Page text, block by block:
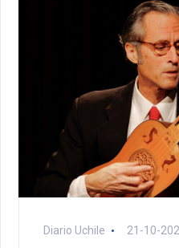
Diario Uchile 21-10-